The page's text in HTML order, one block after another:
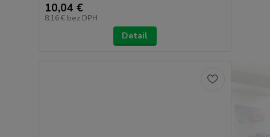
10,04 €
8,16 € bez DPH
Detail